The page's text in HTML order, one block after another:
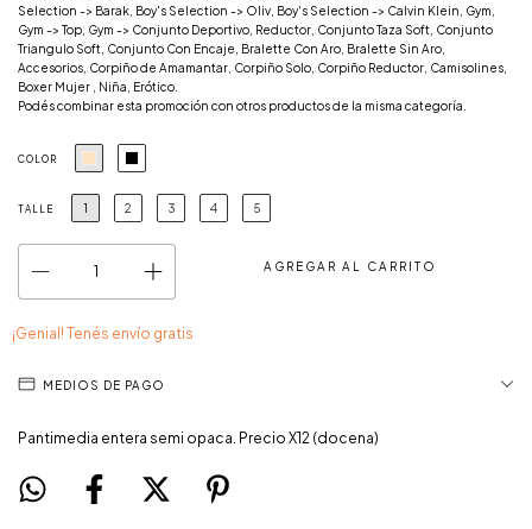
Selection -> Barak, Boy's Selection -> Oliv, Boy's Selection -> Calvin Klein, Gym,
Gym -> Top, Gym -> Conjunto Deportivo, Reductor, Conjunto Taza Soft, Conjunto
Triangulo Soft, Conjunto Con Encaje, Bralette Con Aro, Bralette Sin Aro,
Accesorios, Corpiño de Amamantar, Corpiño Solo, Corpiño Reductor, Camisolines,
Boxer Mujer , Niña, Erótico.
Podés combinar esta promoción con otros productos de la misma categoría.
COLOR
TALLE 1 2 3 4 5
¡Genial! Tenés envío gratis
MEDIOS DE PAGO
Pantimedia entera semi opaca. Precio X12 (docena)